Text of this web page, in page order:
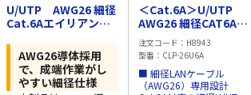
U/UTP AWG26 細径
Cat.6Aエイリアンク
ケーブル 300mリール
内蔵箱入 ホワイト
AWG26導体採用
で、成端作業がし
やすい細径仕様
＜Cat.6A＞U/UTP
AWG26 細径CAT6Aケ
ーブル用コネクタ 一
袋100個入
注文コード
H8943
型番
CLP-26U6A
■ 細径LANケーブル
（AWG26）専用設計